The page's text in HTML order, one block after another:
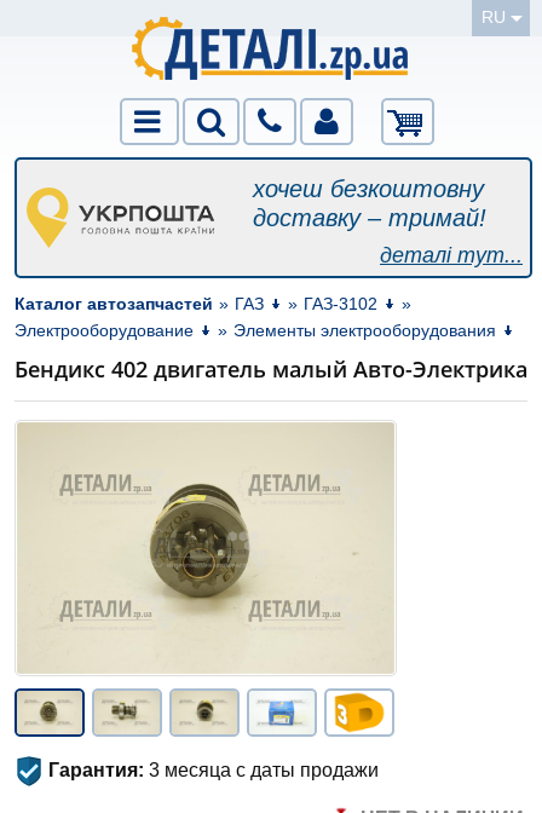
RU
хочеш безкоштовну
доставку – тримай!
деталі тут...
Каталог автозапчастей » ГАЗ » ГАЗ-3102
»
Электрооборудование
» Элементы электрооборудования
Бендикс 402 двигатель малый Авто-Электрика
Гарантия: 3 месяца с даты продажи